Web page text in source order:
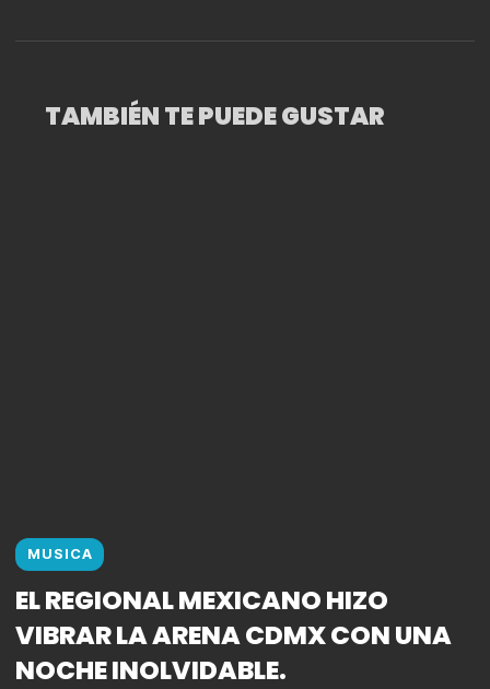
TAMBIÉN TE PUEDE GUSTAR
MUSICA
EL REGIONAL MEXICANO HIZO
VIBRAR LA ARENA CDMX CON UNA
NOCHE INOLVIDABLE.